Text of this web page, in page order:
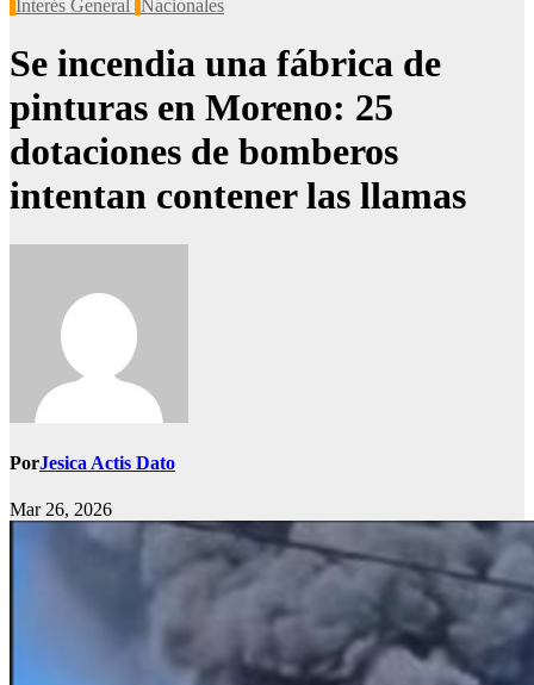
Interés General Nacionales
Se incendia una fábrica de
pinturas en Moreno: 25
dotaciones de bomberos
intentan contener las llamas
PorJesica Actis Dato
Mar 26, 2026